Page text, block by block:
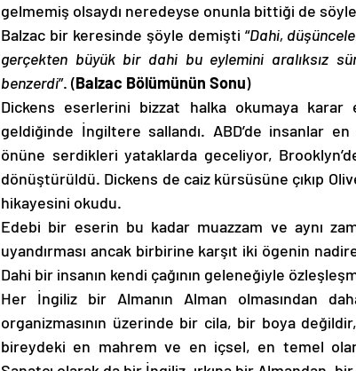
gelmemiş olsaydı neredeyse onunla bittiği de
Balzac bir keresinde şöyle demişti “Dahi,
gerçekten büyük bir dahi bu eylemini aralıksız
benzerdi”. (Balzac Bölümünün Sonu)
Dickens eserlerini bizzat halka okumaya
geldiğinde İngiltere sallandı. ABD’de insanlar
önüne serdikleri yataklarda geceliyor,
dönüştürüldü. Dickens de caiz kürsüsüne çıkıp
hikayesini okudu.
Edebi bir eserin bu kadar muazzam ve aynı
uyandırması ancak birbirine karşıt iki ögenin
Dahi bir insanın kendi çağının geleneğiyle
Her İngiliz bir Almanın Alman olmasından
organizmasının üzerinde bir cila, bir boya
bireydeki en mahrem ve en içsel, en temel